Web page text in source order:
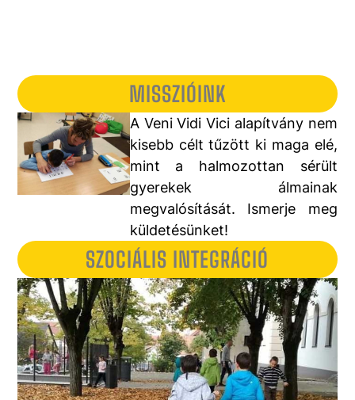
MISSZIÓINK
A Veni Vidi Vici alapítvány nem
kisebb célt tűzött ki maga elé,
mint a halmozottan sérült
gyerekek álmainak
megvalósítását. Ismerje meg
küldetésünket!
SZOCIÁLIS INTEGRÁCIÓ